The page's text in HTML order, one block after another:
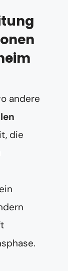
andere
die